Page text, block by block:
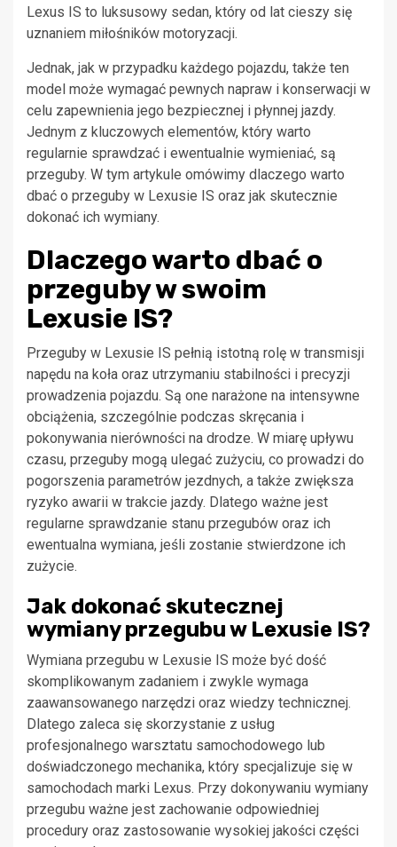
Lexus IS to luksusowy sedan, który od lat cieszy się
uznaniem miłośników motoryzacji.
Jednak, jak w przypadku każdego pojazdu, także ten
model może wymagać pewnych napraw i konserwacji w
celu zapewnienia jego bezpiecznej i płynnej jazdy.
Jednym z kluczowych elementów, który warto
regularnie sprawdzać i ewentualnie wymieniać, są
przeguby. W tym artykule omówimy dlaczego warto
dbać o przeguby w Lexusie IS oraz jak skutecznie
dokonać ich wymiany.
Dlaczego warto dbać o
przeguby w swoim
Lexusie IS?
Przeguby w Lexusie IS pełnią istotną rolę w transmisji
napędu na koła oraz utrzymaniu stabilności i precyzji
prowadzenia pojazdu. Są one narażone na intensywne
obciążenia, szczególnie podczas skręcania i
pokonywania nierówności na drodze. W miarę upływu
czasu, przeguby mogą ulegać zużyciu, co prowadzi do
pogorszenia parametrów jezdnych, a także zwiększa
ryzyko awarii w trakcie jazdy. Dlatego ważne jest
regularne sprawdzanie stanu przegubów oraz ich
ewentualna wymiana, jeśli zostanie stwierdzone ich
zużycie.
Jak dokonać skutecznej
wymiany przegubu w Lexusie IS?
Wymiana przegubu w Lexusie IS może być dość
skomplikowanym zadaniem i zwykle wymaga
zaawansowanego narzędzi oraz wiedzy technicznej.
Dlatego zaleca się skorzystanie z usług
profesjonalnego warsztatu samochodowego lub
doświadczonego mechanika, który specjalizuje się w
samochodach marki Lexus. Przy dokonywaniu wymiany
przegubu ważne jest zachowanie odpowiedniej
procedury oraz zastosowanie wysokiej jakości części